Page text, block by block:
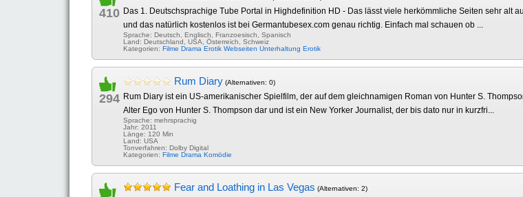
410 Das 1. Deutschsprachige Tube Portal in Highdefinition HD - Das lässt viele herkömmliche Seiten sehr alt
und das natürlich kostenlos ist bei Germantubesex.com genau richtig. Einfach mal schauen ob ...
Sprache: Deutsch, Englisch, Franzoesisch, Spanisch
Land: Deutschland, USA, Österreich, Schweiz
Kategorien: Filme Drama Erotik Webseiten Unterhaltung Erotik
294
Rum Diary (Alternativen: 0)
Rum Diary ist ein US-amerikanischer Spielfilm, der auf dem gleichnamigen Roman von Hunter S.
Alter Ego von Hunter S. Thompson dar und ist ein New Yorker Journalist, der bis dato nur in kurzfri...
Sprache: mehrsprachig
Jahr: 2011
Länge: 120 Min
Land: USA
Tonverfahren: Dolby Digital
Kategorien: Filme Drama Komödie
Fear and Loathing in Las Vegas (Alternativen: 2)